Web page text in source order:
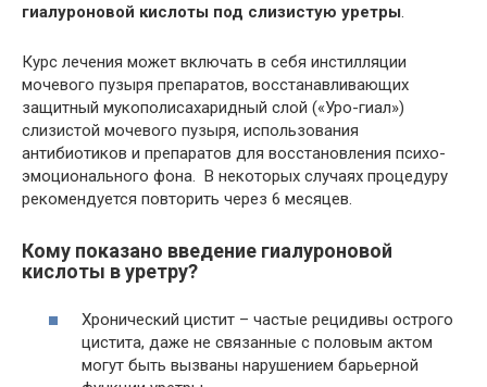
гиалуроновой кислоты под слизистую уретры.
Курс лечения может включать в себя инстилляции
мочевого пузыря препаратов, восстанавливающих
защитный мукополисахаридный слой («Уро-гиал»)
слизистой мочевого пузыря, использования
антибиотиков и препаратов для восстановления психо-
эмоционального фона. В некоторых случаях процедуру
рекомендуется повторить через 6 месяцев.
Кому показано введение гиалуроновой
кислоты в уретру?
Хронический цистит – частые рецидивы острого
цистита, даже не связанные с половым актом
могут быть вызваны нарушением барьерной